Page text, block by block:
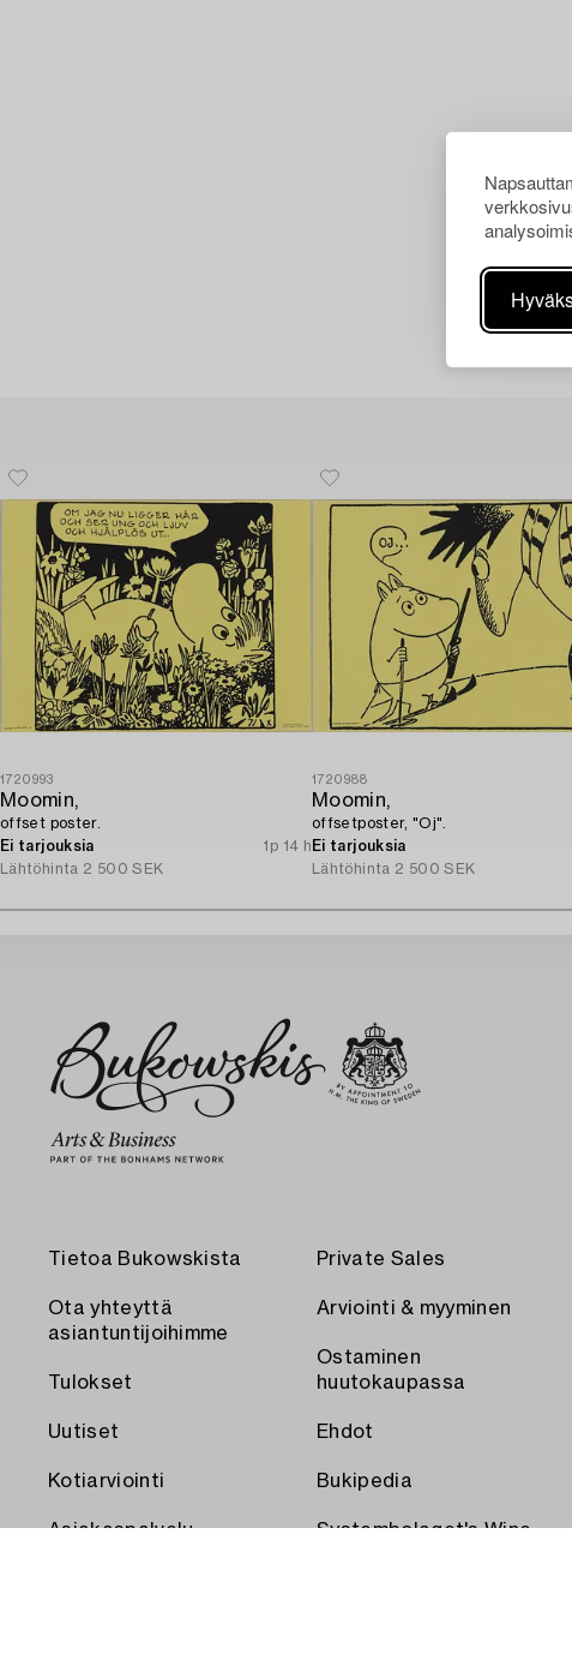
1720993
Moomin,
offset poster.
Ei tarjouksia
1p 14 h
Lähtöhinta 2 500 SEK
1720988
Moomin,
offsetposter, "Oj".
Ei tarjouksia
Lähtöhinta 2 500 SEK
Tietoa Bukowskista
Ota yhteyttä
asiantuntijoihimme
Tulokset
Uutiset
Kotiarviointi
Asiakaspalvelu
Private Sales
Arviointi & myyminen
Ostaminen
huutokaupassa
Ehdot
Bukipedia
Systembolaget's Wine